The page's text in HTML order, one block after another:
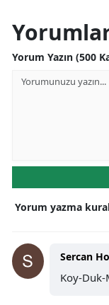
Yorum Yazın (500
Yorum yazma
Sercan
Koy-Duk-